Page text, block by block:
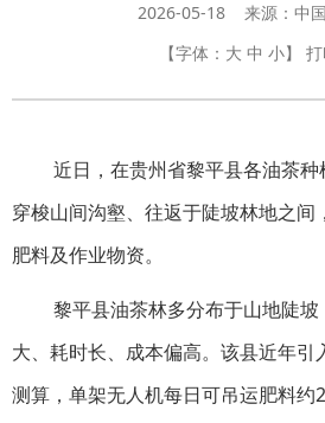
2026-05-18 来源：中
【字体： 大 中 小】
近日，在贵州省黎平县各油茶
穿梭山间沟壑、往返于陡坡林地之间
肥料及作业物资。
黎平县油茶林多分布于山地陡
大、耗时长、成本偏高。该县近年引
测算，单架无人机每日可吊运肥料约